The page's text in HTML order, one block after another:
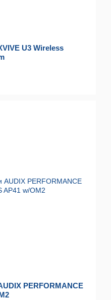
U3 Wireless
PERFORMANCE